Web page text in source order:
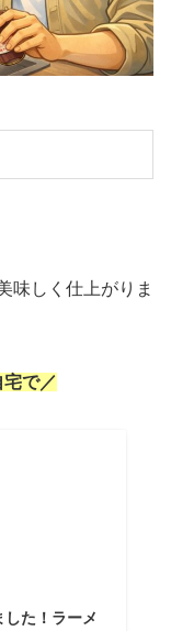
味しく仕上がりま
で／
た！ラーメ